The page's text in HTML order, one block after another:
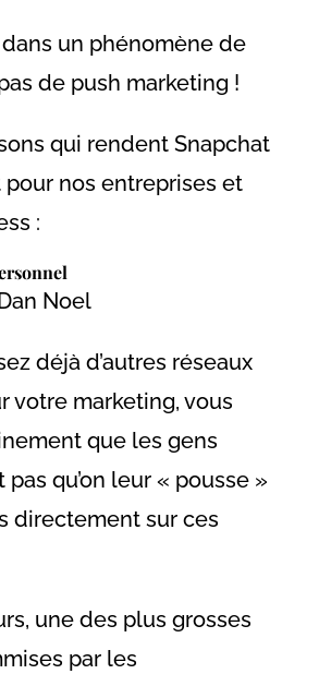
un phénomène de
de push marketing !
qui rendent Snapchat
nos entreprises et
:
déjà d’autres réseaux
votre marketing, vous
que les gens
pas qu’on leur « pousse »
directement sur ces
une des plus grosses
par les